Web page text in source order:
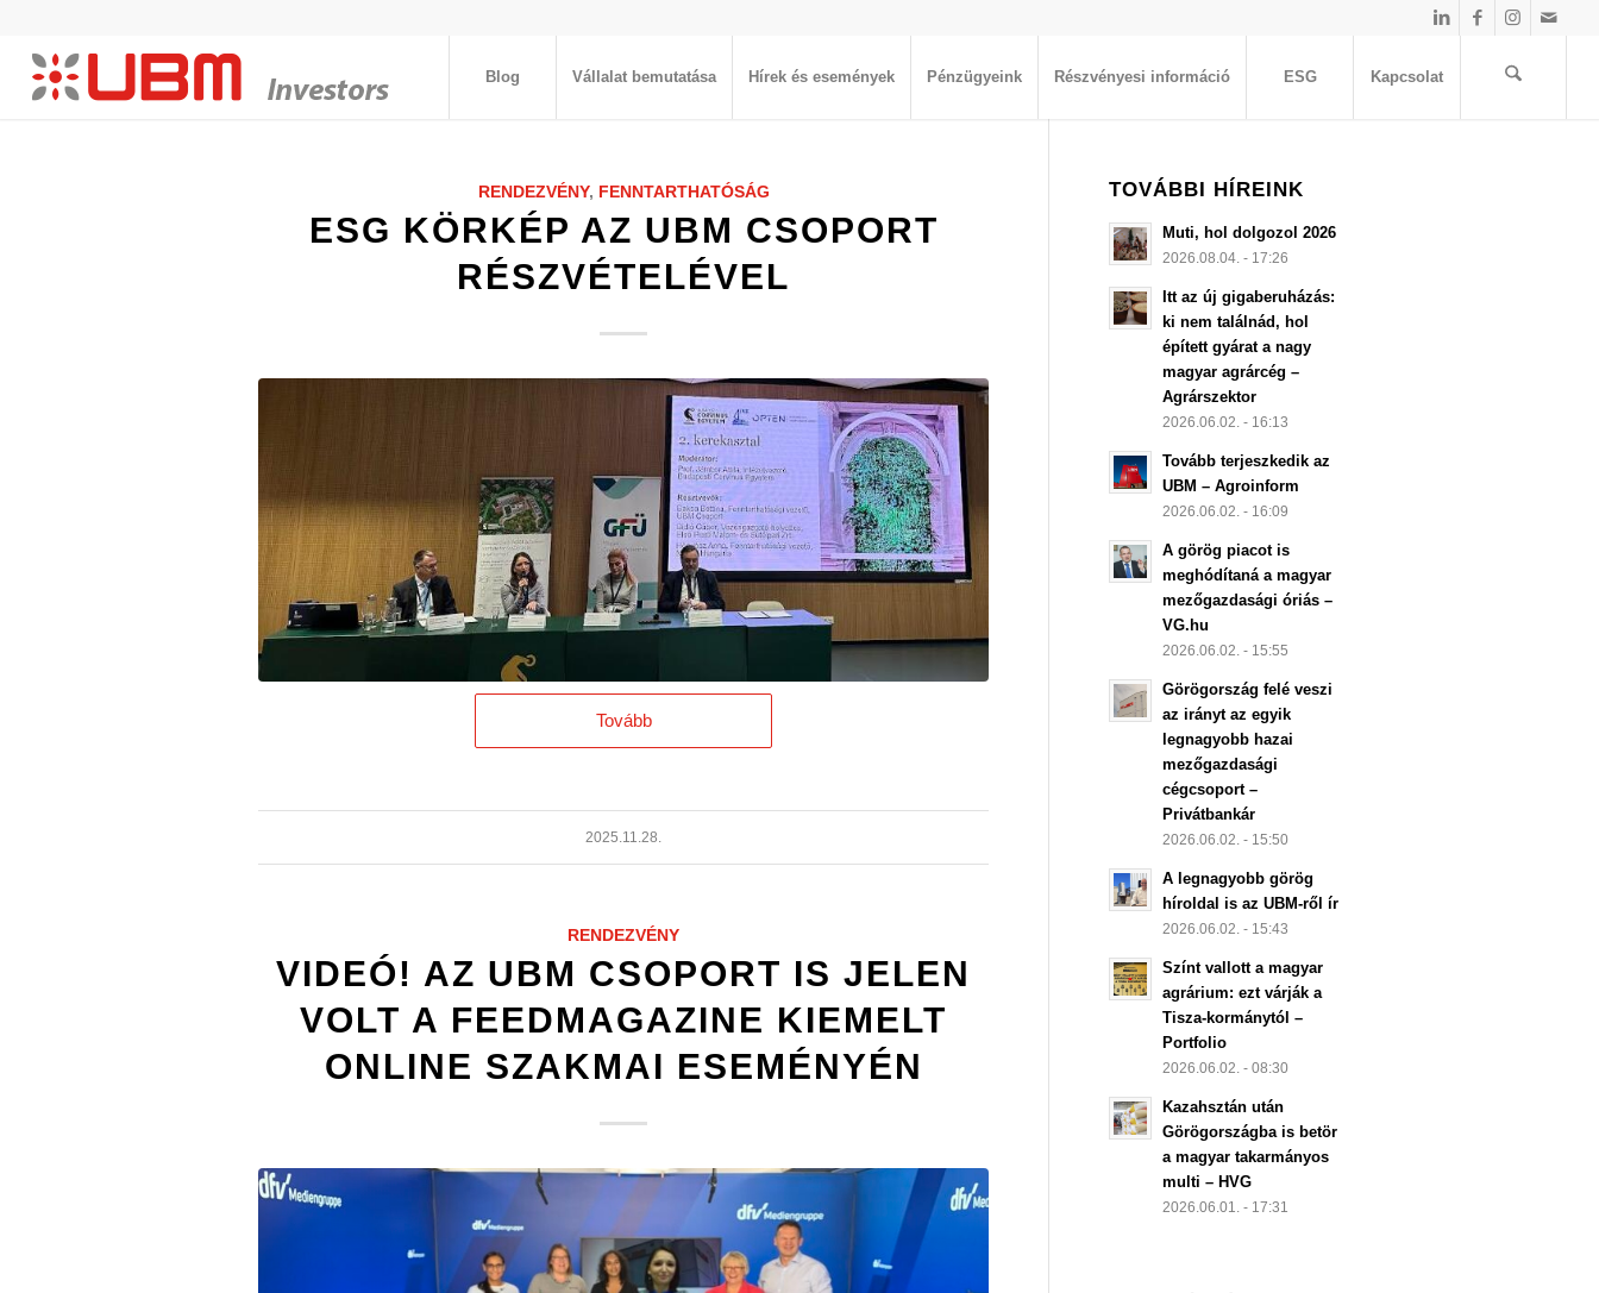
Blog Vállalat bemutatása Hírek és események Pénzügyeink Részvényesi információ ESG Kapcsolat
RENDEZVÉNY, FENNTARTHATÓSÁG
ESG KÖRKÉP AZ UBM CSOPORT
RÉSZVÉTELÉVEL
Tovább
2025.11.28.
RENDEZVÉNY
VIDEÓ! AZ UBM CSOPORT IS JELEN
VOLT A FEEDMAGAZINE KIEMELT
ONLINE SZAKMAI ESEMÉNYÉN
TOVÁBBI HÍREINK
Muti, hol dolgozol 2026
2026.08.04. - 17:26
Itt az új gigaberuházás:
ki nem találnád, hol
épített gyárat a nagy
magyar agrárcég –
Agrárszektor
2026.06.02. - 16:13
Tovább terjeszkedik az
UBM – Agroinform
2026.06.02. - 16:09
A görög piacot is
meghódítaná a magyar
mezőgazdasági óriás –
VG.hu
2026.06.02. - 15:55
Görögország felé veszi
az irányt az egyik
legnagyobb hazai
mezőgazdasági
cégcsoport –
Privátbankár
2026.06.02. - 15:50
A legnagyobb görög
híroldal is az UBM-ről ír
2026.06.02. - 15:43
Színt vallott a magyar
agrárium: ezt várják a
Tisza-kormánytól –
Portfolio
2026.06.02. - 08:30
Kazahsztán után
Görögországba is betör
a magyar takarmányos
multi – HVG
2026.06.01. - 17:31